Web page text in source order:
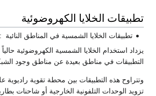
تطبيقات الخلايا الكهروضوئية
تطبيقات الخلايا الشمسية في المناطق النائية :
يزداد استخدام الخلايا الشمسية الكهروضوئية
التطبيقات في مناطق بعيدة عن مناطق وجود
وتتراوح هذه التطبيقات بين محطة تقوية راديوية
تزويد الوحدات التلفونية الخارجية أو شاحنات